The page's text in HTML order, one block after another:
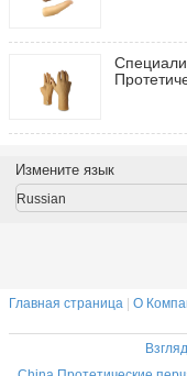
Измените язык
Russian
Главная страница О